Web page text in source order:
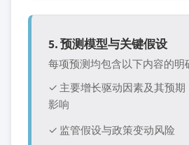
5. 预测模型与关键假设
每项预测均包含以下内容的明
✓ 主要增长驱动因素及其预期
影响
✓ 监管假设与政策变动风险